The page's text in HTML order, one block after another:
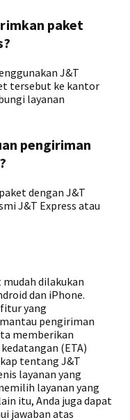
paket
J&T
tersebut ke kantor
layanan
pengiriman
dengan J&T
J&T Express atau
mudah dilakukan
dan iPhone.
yang
pengiriman
memberikan
(ETA)
tentang J&T
layanan yang
layanan yang
itu, Anda juga dapat
jawaban atas